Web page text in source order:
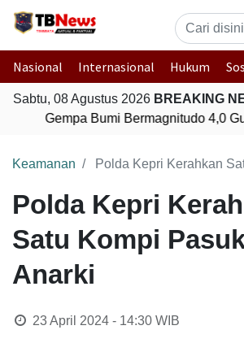
Nasional Internasional Hukum
Sabtu, 08 Agustus 2026 BREAKING
Gempa Bumi Bermagnitudo 4,0
Keamanan Polda Kepri Kerahkan Satu
Polda Kepri
Satu Kompi
Anarki
23 April 2024 - 14:30WIB